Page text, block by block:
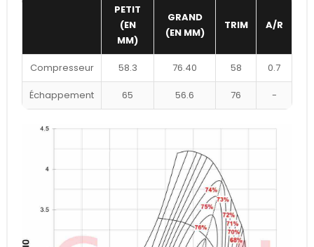
PETIT
(EN
MM)
GRAND
(EN MM)
TRIM A/R
Compresseur 58.3 76.40 58 0.7
Échappement 65 56.6 76 -